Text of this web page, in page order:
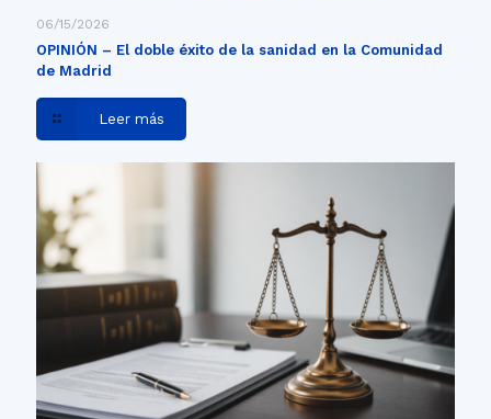
06/15/2026
OPINIÓN – El doble éxito de la sanidad en la Comunidad
de Madrid
Leer más